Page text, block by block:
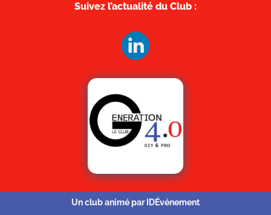
Suivez l’actualité du Club :
Un club animé par IDÉvénement